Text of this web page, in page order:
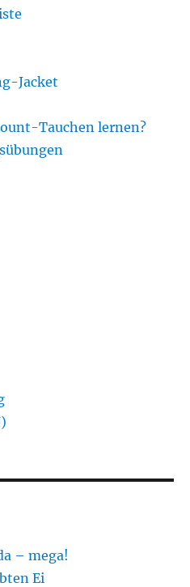
Jacket
Tauchen lernen?
– mega!
Ei